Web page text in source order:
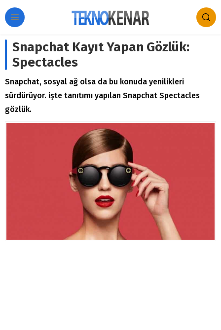
Snapchat Kayıt Yapan Gözlük:
Spectacles
Snapchat, sosyal ağ olsa da bu konuda yenilikleri
sürdürüyor. işte tanıtımı yapılan Snapchat Spectacles
gözlük.